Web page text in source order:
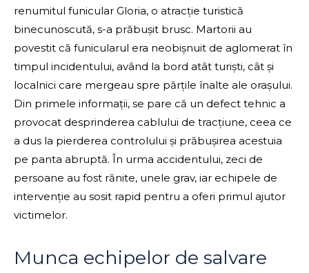
renumitul funicular Gloria, o atracție turistică
binecunoscută, s-a prăbușit brusc. Martorii au
povestit că funicularul era neobișnuit de aglomerat în
timpul incidentului, având la bord atât turiști, cât și
localnici care mergeau spre părțile înalte ale orașului.
Din primele informații, se pare că un defect tehnic a
provocat desprinderea cablului de tracțiune, ceea ce
a dus la pierderea controlului și prăbușirea acestuia
pe panta abruptă. În urma accidentului, zeci de
persoane au fost rănite, unele grav, iar echipele de
intervenție au sosit rapid pentru a oferi primul ajutor
victimelor.
Munca echipelor de salvare